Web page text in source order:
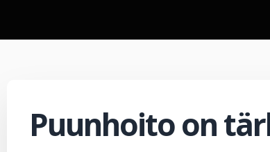
Puunhoito on